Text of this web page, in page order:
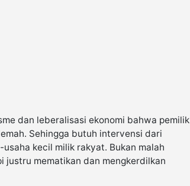
dan leberalisasi ekonomi bahwa pemilik
Sehingga butuh intervensi dari
kecil milik rakyat. Bukan malah
justru mematikan dan mengkerdilkan